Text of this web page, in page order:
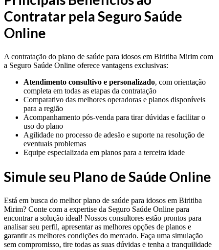
Contratar pela Seguro Saúde
Online
A contratação do plano de saúde para idosos em Biritiba Mirim com
a Seguro Saúde Online oferece vantagens exclusivas:
Atendimento consultivo e personalizado, com orientação
completa em todas as etapas da contratação
Comparativo das melhores operadoras e planos disponíveis
para a região
Acompanhamento pós-venda para tirar dúvidas e facilitar o
uso do plano
Agilidade no processo de adesão e suporte na resolução de
eventuais problemas
Equipe especializada em planos para a terceira idade
Simule seu Plano de Saúde Online
Está em busca do melhor plano de saúde para idosos em Biritiba
Mirim? Conte com a expertise da Seguro Saúde Online para
encontrar a solução ideal! Nossos consultores estão prontos para
analisar seu perfil, apresentar as melhores opções de planos e
garantir as melhores condições do mercado. Faça uma simulação
sem compromisso, tire todas as suas dúvidas e tenha a tranquilidade